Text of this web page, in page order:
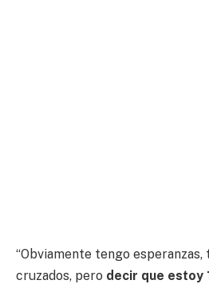
“Obviamente tengo esperanzas,
cruzados, pero decir que estoy